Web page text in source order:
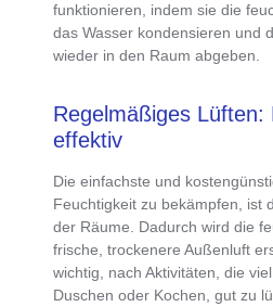
funktionieren, indem sie die
das Wasser kondensieren und
wieder in den Raum abgeben.
Regelmäßiges Lüften:
effektiv
Dieeinfachste und
Feuchtigkeit zu bekämpfen , ist
der Räume . Dadurch wird die
frische, trockenere Außenluft
wichtig, nach Aktivitäten, die
Duschen oder Kochen, gut zu